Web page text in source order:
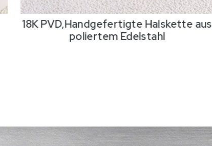
18K PVD,Handgefertigte Halskette aus
poliertem Edelstahl